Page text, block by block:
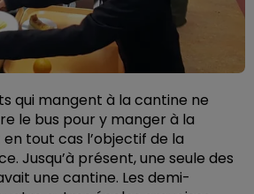
qui mangent à la cantine ne
le bus pour y manger à la
en tout cas l’objectif de la
Jusqu’à présent, une seule des
une cantine. Les demi-